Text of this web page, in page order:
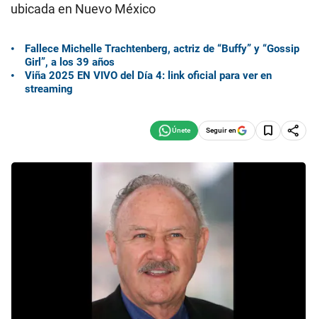
ubicada en Nuevo México
Fallece Michelle Trachtenberg, actriz de “Buffy” y “Gossip
Girl”, a los 39 años
Viña 2025 EN VIVO del Día 4: link oficial para ver en
streaming
Seguir en